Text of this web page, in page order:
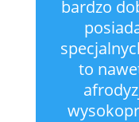
bardzo
to